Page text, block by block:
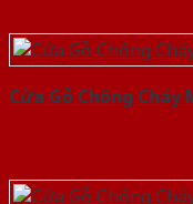
Cửa Gỗ Chống Cháy